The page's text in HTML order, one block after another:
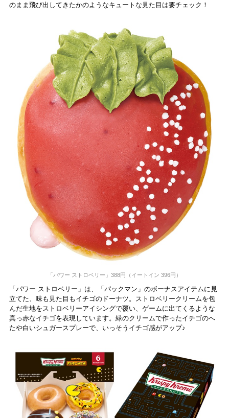
のまま飛び出してきたかのようなキュートな見た目は要チェック！
「パワー ストロベリー​」388円（イートイン 396円）
「パワー ストロベリー​」は、「パックマン」のボーナスアイテムに見
立てた、味も見た目もイチゴのドーナツ。ストロベリークリームを包
んだ生地をストロベリーアイシングで覆い、ゲームに出てくるような
真っ赤なイチゴを表現しています。緑のクリームで作ったイチゴのへ
たや白いシュガースプレーで、いっそうイチゴ感がアップ♪